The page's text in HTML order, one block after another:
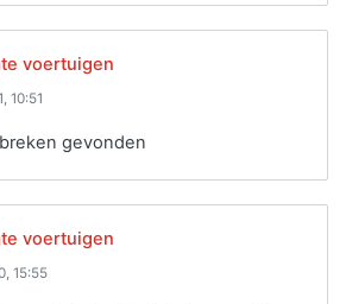
voertuigen
10:51
gevonden
voertuigen
15:55